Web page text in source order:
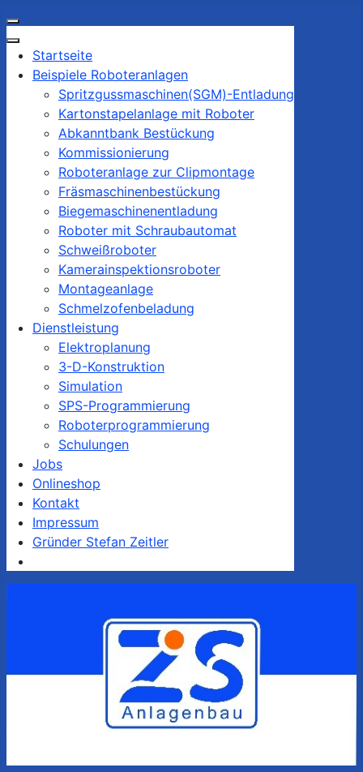
Startseite
Beispiele Roboteranlagen
Spritzgussmaschinen(SGM)-Entladung
Kartonstapelanlage mit Roboter
Abkanntbank Bestückung
Kommissionierung
Roboteranlage zur Clipmontage
Fräsmaschinenbestückung
Biegemaschinenentladung
Roboter mit Schraubautomat
Schweißroboter
Kamerainspektionsroboter
Montageanlage
Schmelzofenbeladung
Dienstleistung
Elektroplanung
3-D-Konstruktion
Simulation
SPS-Programmierung
Roboterprogrammierung
Schulungen
Jobs
Onlineshop
Kontakt
Impressum
Gründer Stefan Zeitler